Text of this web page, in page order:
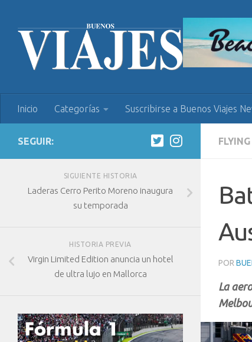
Inicio Categorías Suscribirse a Buenos Viajes
FLYING
POR
La
SEGUIR:
SIGUIENTE HISTORIA
Laderas Cerro Perito Moreno inaugura
su temporada
HISTORIA PREVIA
Virgin Limited Edition anuncia un hotel
de ultra lujo en Mallorca